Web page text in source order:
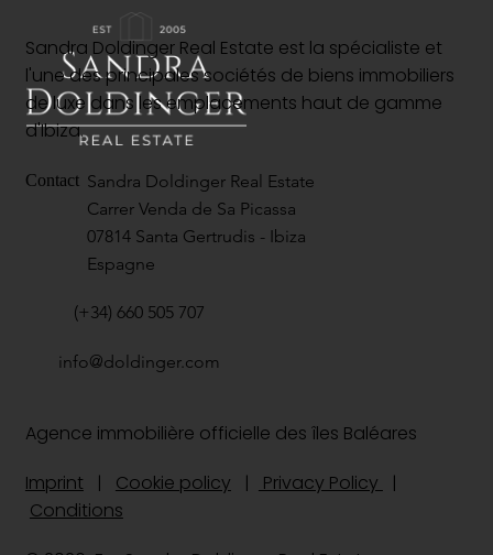
Sandra Doldinger Real Estate est la spécialiste et
l'une des principales sociétés de biens immobiliers
de luxe dans les emplacements haut de gamme
d'Ibiza.
Agence immobilière officielle des îles Baléares
Contact Sandra Doldinger Real Estate
Carrer Venda de Sa Picassa
07814 Santa Gertrudis - Ibiza
Espagne
Imprint | Cookie policy | Privacy Policy
|
Conditions
(+34) 660 505 707
info@doldinger.com